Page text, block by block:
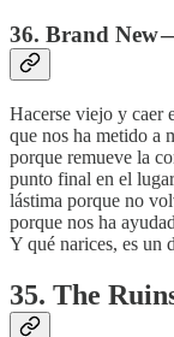
36. Brand New
Hacerse viejo y caer
que nos ha metido a
porque remueve la
punto final en el
lástima porque no
porque nos ha
Y qué narices, es un
35. The